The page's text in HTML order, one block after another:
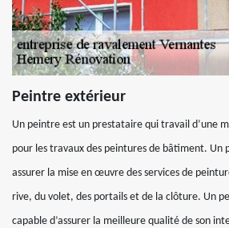
Peintre extérieur
Un peintre est un prestataire qui travail d’une
pour les travaux des peintures de bâtiment.
assurer la mise en œuvre des services de
rive, du volet, des portails et de la clôture. Un
capable d’assurer la meilleure qualité de son